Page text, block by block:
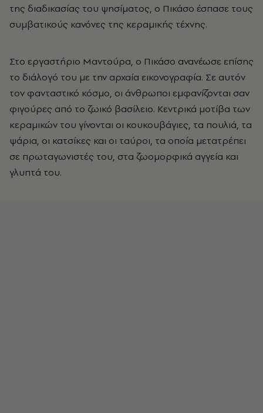
της διαδικασίας του ψησίματος, ο Πικάσο έσπασε τους
συμβατικούς κανόνες της κεραμικής τέχνης.
Στο εργαστήριο Μαντούρα, ο Πικάσο ανανέωσε επίσης
το διάλογό του με την αρχαία εικονογραφία. Σε αυτόν
τον φανταστικό κόσμο, οι άνθρωποι εμφανίζονται σαν
φιγούρες από το ζωικό βασίλειο. Κεντρικά μοτίβα των
κεραμικών του γίνονται οι κουκουβάγιες, τα πουλιά, τα
ψάρια, οι κατσίκες και οι ταύροι, τα οποία μετατρέπει
σε πρωταγωνιστές του, στα ζωομορφικά αγγεία και
γλυπτά του.